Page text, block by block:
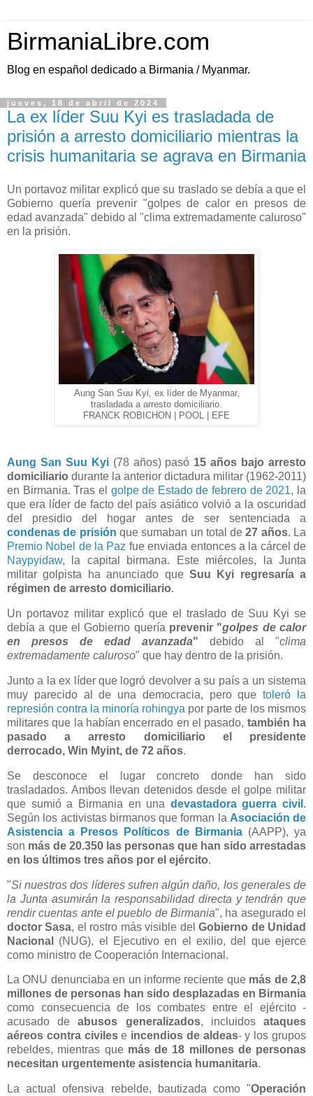
BirmaniaLibre.com
Blog en español dedicado a Birmania / Myanmar.
jueves, 18 de abril de 2024
La ex líder Suu Kyi es trasladada de
prisión a arresto domiciliario mientras la
crisis humanitaria se agrava en Birmania
Un portavoz militar explicó que su traslado se debía a que el
Gobierno quería prevenir "golpes de calor en presos de
edad avanzada" debido al "clima extremadamente caluroso"
en la prisión.
Aung San Suu Kyi, ex líder de Myanmar,
trasladada a arresto domiciliario.
FRANCK ROBICHON | POOL | EFE
Aung San Suu Kyi(78 años) pasó 15 años bajo arresto
domiciliario durante la anterior dictadura militar (1962-2011)
en Birmania. Tras el golpe de Estado de febrero de 2021, la
que era líder de facto del país asiático volvió a la oscuridad
del presidio del hogar antes de ser sentenciada a
condenas de prisión que sumaban un total de27 años. La
Premio Nobel de la Paz fue enviada entonces a la cárcel de
Naypyidaw, la capital birmana. Este miércoles, la Junta
militar golpista ha anunciado que Suu Kyi regresaría a
régimen de arresto domiciliario.
Un portavoz militar explicó que el traslado de Suu Kyi se
debía a que el Gobierno quería prevenir "golpes de calor
en presos de edad avanzada" debido al "clima
extremadamente caluroso" que hay dentro de la prisión.
Junto a la ex líder que logró devolver a su país a un sistema
muy parecido al de una democracia, pero quetoleró la
represión contra la minoría rohingya por parte de los mismos
militares que la habían encerrado en el pasado, también ha
pasado a arresto domiciliario el presidente
derrocado, Win Myint, de 72 años.
Se desconoce el lugar concreto donde han sido
trasladados. Ambos llevan detenidos desde el golpe militar
que sumió a Birmania en una devastadora guerra civil .
Según los activistas birmanos que forman la Asociación de
Asistencia a Presos Políticos de Birmania(AAPP), ya
son más de 20.350 las personas que han sido arrestadas
en los últimos tres años por el ejército.
"Si nuestros dos líderes sufren algún daño, los generales de
la Junta asumirán la responsabilidad directa y tendrán que
rendir cuentas ante el pueblo de Birmania", ha asegurado el
doctor Sasa, el rostro más visible delGobierno de Unidad
Nacional
(NUG), el Ejecutivo en el exilio, del que ejerce
como ministro de Cooperación Internacional.
La ONU denunciaba en un informe reciente que más de 2,8
millones de personas han sido desplazadas en Birmania
como consecuencia de los combates entre el ejército -
acusado deabusos generalizados, incluidosataques
aéreos contra civilese incendios de aldeas- y los grupos
rebeldes, mientras que más de 18 millones de personas
necesitan urgentemente asistencia humanitaria.
La actual ofensiva rebelde, bautizada como "Operación